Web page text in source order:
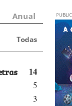
Anual
Todas
14
5
3